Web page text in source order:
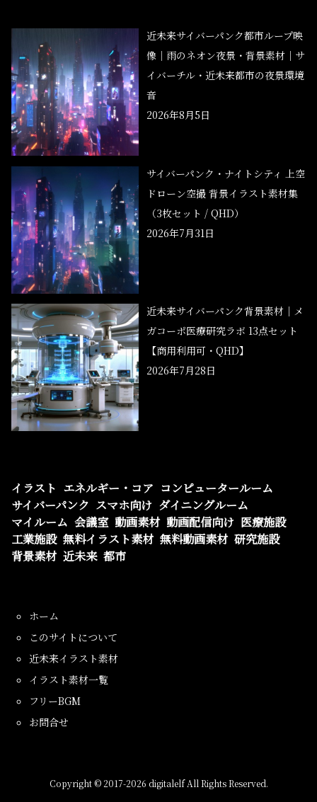
近未来サイバーパンク都市ループ映
像｜雨のネオン夜景・背景素材｜サ
イバーチル・近未来都市の夜景環境
音
2026年8月5日
サイバーパンク・ナイトシティ 上空
ドローン空撮 背景イラスト素材集
（3枚セット / QHD）
2026年7月31日
近未来サイバーパンク背景素材｜メ
ガコーポ医療研究ラボ 13点セット
【商用利用可・QHD】
2026年7月28日
イラスト エネルギー・コア コンピュータールーム
サイバーパンク スマホ向け ダイニングルーム
マイルーム 会議室 動画素材 動画配信向け 医療施設
工業施設 無料イラスト素材 無料動画素材 研究施設
背景素材 近未来 都市
ホーム
このサイトについて
近未来イラスト素材
イラスト素材一覧
フリーBGM
お問合せ
Copyright © 2017-2026 digitalelfAll Rights Reserved.